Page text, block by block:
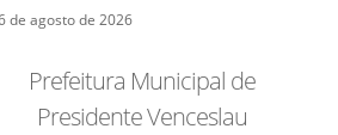
de agosto de 2026
Prefeitura Municipal de
Presidente Venceslau